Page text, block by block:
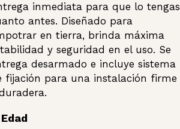
inmediata para que lo tengas
antes. Diseñado para
en tierra, brinda máxima
y seguridad en el uso. Se
desarmado e incluye sistema
fijación para una instalación firme
Edad